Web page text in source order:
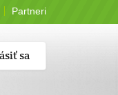
Partneri
sa